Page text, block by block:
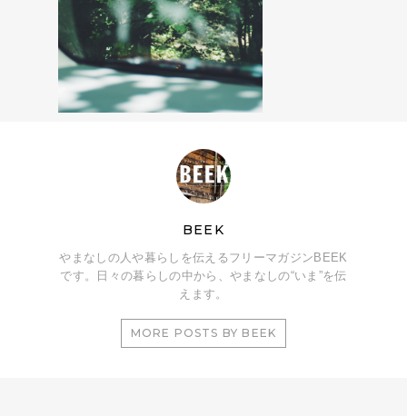
BEEK
やまなしの人や暮らしを伝えるフリーマガジンBEEK
です。日々の暮らしの中から、やまなしの“いま”を伝
えます。
MORE POSTS BY BEEK